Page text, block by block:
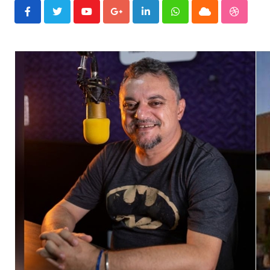
YoutubeGoogle+LinkedInWhatsappCloud